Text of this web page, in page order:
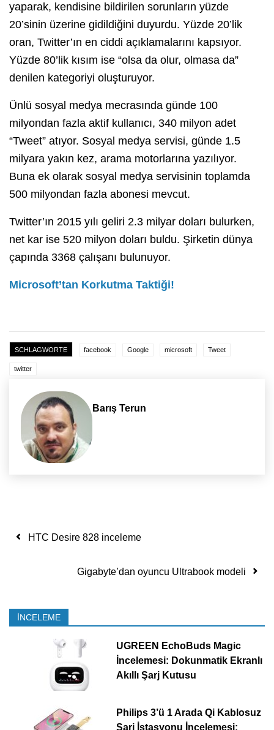
yaparak, kendisine bildirilen sorunların yüzde
20’sinin üzerine gidildiğini duyurdu. Yüzde 20’lik
oran, Twitter’ın en ciddi açıklamalarını kapsıyor.
Yüzde 80’lik kısım ise “olsa da olur, olmasa da”
denilen kategoriyi oluşturuyor.
Ünlü sosyal medya mecrasında günde 100
milyondan fazla aktif kullanıcı, 340 milyon adet
“Tweet” atıyor. Sosyal medya servisi, günde 1.5
milyara yakın kez, arama motorlarına yazılıyor.
Buna ek olarak sosyal medya servisinin toplamda
500 milyondan fazla abonesi mevcut.
Twitter’ın 2015 yılı geliri 2.3 milyar doları bulurken,
net kar ise 520 milyon doları buldu. Şirketin dünya
çapında 3368 çalışanı bulunuyor.
Microsoft’tan Korkutma Taktiği!
SCHLAGWORTE facebook Google microsoft Tweet
twitter
Barış Terun
Yazı dolaşımı
HTC Desire 828 inceleme
Gigabyte’dan oyuncu Ultrabook modeli
İNCELEME
UGREEN EchoBuds Magic
İncelemesi: Dokunmatik Ekranlı
Akıllı Şarj Kutusu
Philips 3’ü 1 Arada Qi Kablosuz
Şarj İstasyonu İncelemesi: